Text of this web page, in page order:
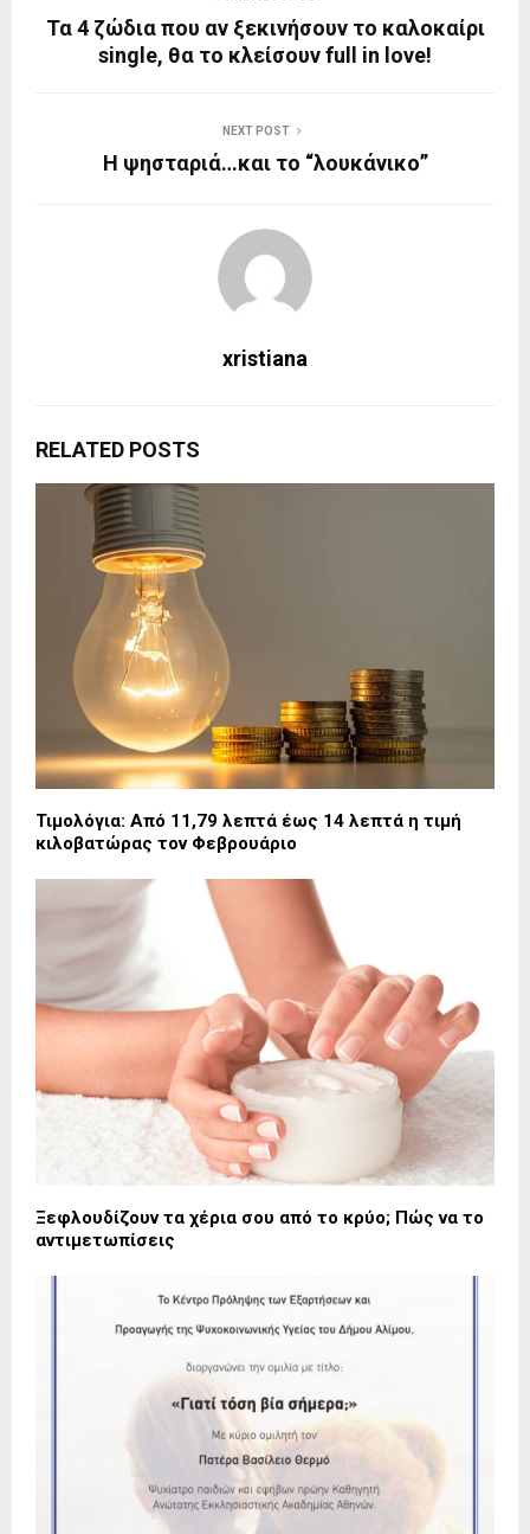
Τα 4 ζώδια που αν ξεκινήσουν το καλοκαίρι
single, θα το κλείσουν full in love!
NEXT POST
Η ψησταριά…και το “λουκάνικο”
xristiana
RELATED POSTS
Τιμολόγια: Από 11,79 λεπτά έως 14 λεπτά η τιμή
κιλοβατώρας τον Φεβρουάριο
Ξεφλουδίζουν τα χέρια σου από το κρύο; Πώς να το
αντιμετωπίσεις